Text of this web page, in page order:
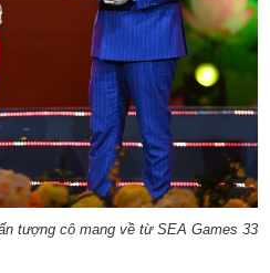
tượng cô mang về từ SEA Games 33